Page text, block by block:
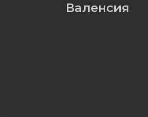
Валенсия